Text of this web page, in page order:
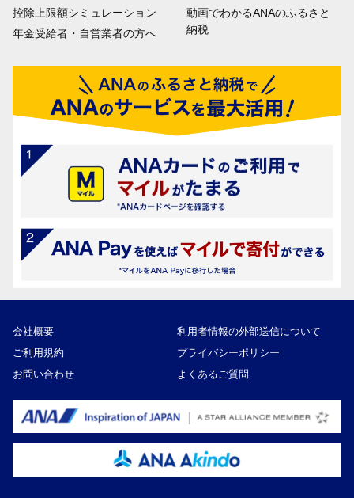
控除上限額シミュレーション
年金受給者・自営業者の方へ
動画でわかるANAのふるさと
納税
会社概要
利用者情報の外部送信について
ご利用規約
プライバシーポリシー
お問い合わせ
よくあるご質問